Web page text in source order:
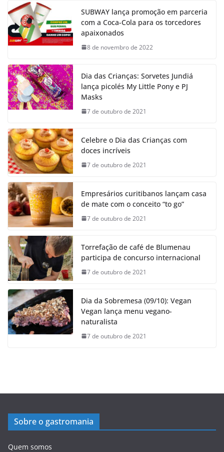
SUBWAY lança promoção em parceria
com a Coca-Cola para os torcedores
apaixonados
8 de novembro de 2022
Dia das Crianças: Sorvetes Jundiá
lança picolés My Little Pony e PJ
Masks
7 de outubro de 2021
Celebre o Dia das Crianças com
doces incríveis
7 de outubro de 2021
Empresários curitibanos lançam casa
de mate com o conceito “to go”
7 de outubro de 2021
Torrefação de café de Blumenau
participa de concurso internacional
7 de outubro de 2021
Dia da Sobremesa (09/10): Vegan
Vegan lança menu vegano-
naturalista
7 de outubro de 2021
Sobre o gastromania
Quem somos